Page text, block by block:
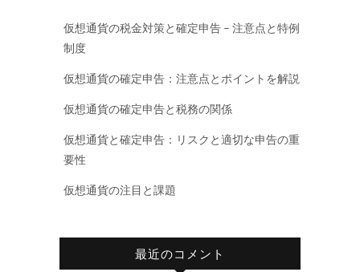
仮想通貨の税金対策と確定申告 – 注意点と特例
制度
仮想通貨の確定申告：注意点とポイントを解説
仮想通貨の確定申告と税務の関係
仮想通貨と確定申告：リスクと適切な申告の重
要性
仮想通貨の注目と課題
最近のコメント